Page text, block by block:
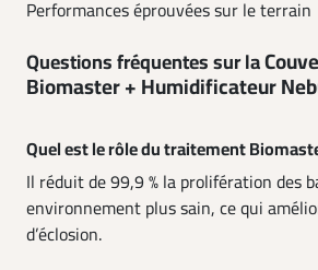
Performances éprouvées sur le terrain
Questions fréquentes sur la
Biomaster + Humidificateur
Quel est le rôle du traitement
Il réduit de 99,9 % la prolifération des
environnement plus sain, ce qui
d’éclosion.